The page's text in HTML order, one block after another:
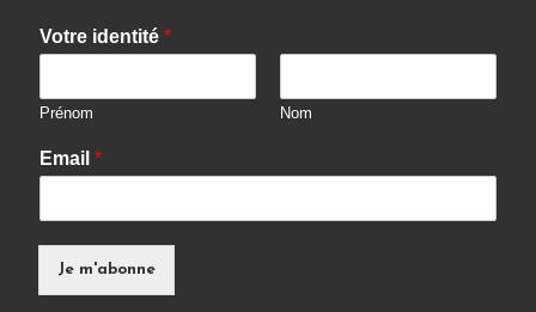
Votre identité *
Prénom Nom
Email *
Je m'abonne